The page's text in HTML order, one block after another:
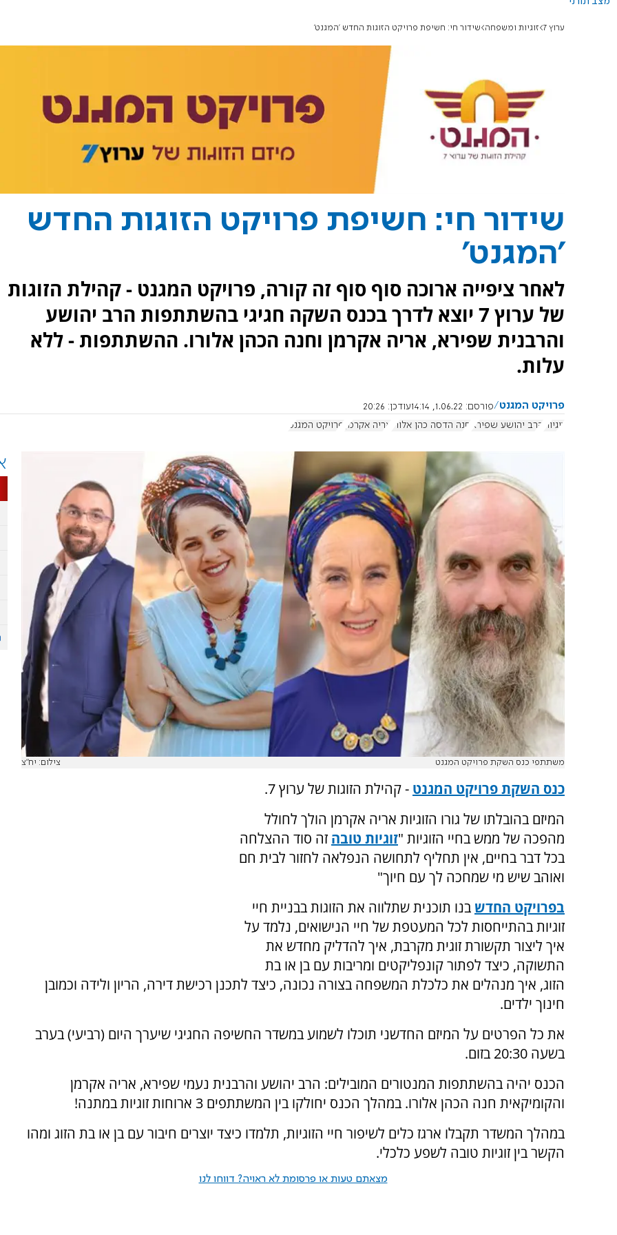
ערוץ 7 זוגיות ומשפחה שידור חי: חשיפת פרויקט הזוגות החדש 'המגנט'
שידור חי: חשיפת פרויקט הזוגות החדש
'המגנט'
לאחר ציפייה ארוכה סוף סוף זה קורה, פרויקט המגנט - קהילת הזוגות
של ערוץ 7 יוצא לדרך בכנס השקה חגיגי בהשתתפות הרב יהושע
והרבנית שפירא, אריה אקרמן וחנה הכהן אלורו. ההשתתפות - ללא
עלות.
פרויקט המגנט פורסם: 1.06.22, 14:14 עודכן: 20:26
זוגיות
הרב יהושע שפירא חנה הדסה כהן אלורו אריה אקרמן פרויקט המגנט
משתתפי כנס השקת פרויקט המגנט צילום: יח"צ
כנס השקת פרויקט המגנט - קהילת הזוגות של ערוץ 7.
המיזם בהובלתו של גורו הזוגיות אריה אקרמן הולך לחולל
מהפכה של ממש בחיי הזוגיות "זוגיות טובה זה סוד ההצלחה
בכל דבר בחיים, אין תחליף לתחושה הנפלאה לחזור לבית חם
ואוהב שיש מי שמחכה לך עם חיוך"
בפרויקט החדש בנו תוכנית שתלווה את הזוגות בבניית חיי
זוגיות בהתייחסות לכל המעטפת של חיי הנישואים, נלמד על
איך ליצור תקשורת זוגית מקרבת, איך להדליק מחדש את
התשוקה, כיצד לפתור קונפליקטים ומריבות עם בן או בת
הזוג, איך מנהלים את כלכלת המשפחה בצורה נכונה, כיצד לתכנן רכישת דירה, הריון ולידה וכמובן
חינוך ילדים.
את כל הפרטים על המיזם החדשני תוכלו לשמוע במשדר החשיפה החגיגי שיערך היום (רביעי) בערב
בשעה 20:30 בזום.
הכנס יהיה בהשתתפות המנטורים המובילים: הרב יהושע והרבנית נעמי שפירא, אריה אקרמן
והקומיקאית חנה הכהן אלורו. במהלך הכנס יחולקו בין המשתתפים 3 ארוחות זוגיות במתנה!
במהלך המשדר תקבלו ארגז כלים לשיפור חיי הזוגיות, תלמדו כיצד יוצרים חיבור עם בן או בת הזוג ומהו
הקשר בין זוגיות טובה לשפע כלכלי.
מצאתם טעות או פרסומת לא ראויה? דווחו לנו